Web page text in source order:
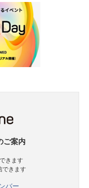
ご案内
きます
できます
バー